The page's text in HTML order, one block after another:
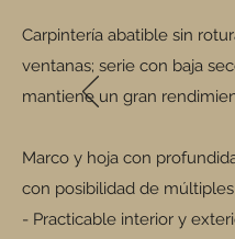
Carpintería abatible sin
ventanas; serie con baja
mantiene un gran
Marco y hoja con
con posibilidad de
- Practicable interior y